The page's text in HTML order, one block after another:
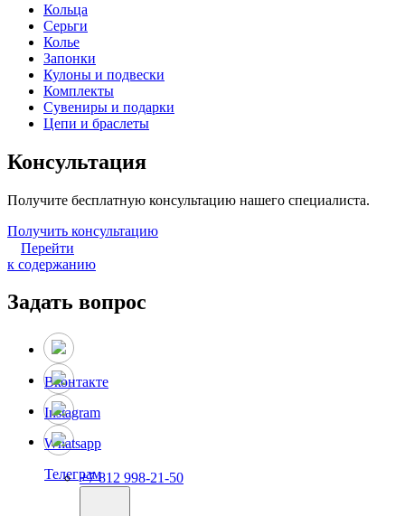
Кольца
Серьги
Колье
Запонки
Кулоны и подвески
Комплекты
Сувениры и подарки
Цепи и браслеты
Консультация
Получите бесплатную консультацию нашего специалиста.
Получить консультацию
Перейти
к содержанию
Задать вопрос
Вконтакте
Instagram
Whatsapp
Телеграм+7 812 998-21-50